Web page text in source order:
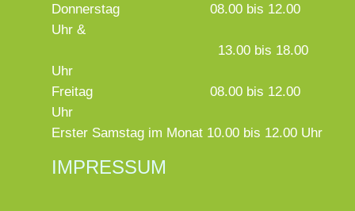
Donnerstag
08.00 bis 12.00
Uhr &
13.00 bis 18.00
Uhr
Freitag
08.00 bis 12.00
Uhr
Erster Samstag im Monat 10.00 bis 12.00 Uhr
IMPRESSUM